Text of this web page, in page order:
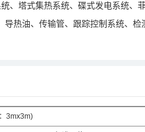
、塔式集热系统、碟式发电系统、
导热油、传输管、跟踪控制系统、
3mx3m)